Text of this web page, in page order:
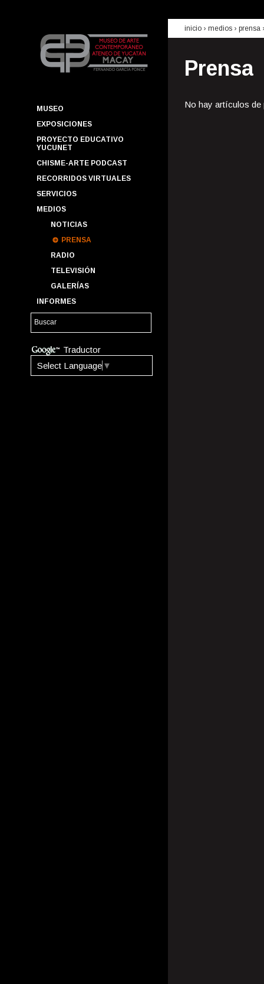
MUSEO
EXPOSICIONES
PROYECTO EDUCATIVO
YUCUNET
CHISME-ARTE PODCAST
RECORRIDOS VIRTUALES
SERVICIOS
MEDIOS
NOTICIAS
PRENSA
RADIO
TELEVISIÓN
GALERÍAS
INFORMES
Traductor
Select Language ▼
inicio › medios › prensa
Prensa
No hay artículos de